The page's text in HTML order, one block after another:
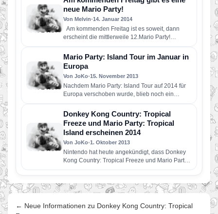
neue Mario Party!
Von Melvin•14. Januar 2014
Am kommenden Freitag ist es soweit, dann
erscheint die mittlerweile 12.Mario Party!
Während die ersten 10. Mario…
Mario Party: Island Tour im Januar in
Europa
Von JoKo•15. November 2013
Nachdem Mario Party: Island Tour auf 2014 für
Europa verschoben wurde, blieb noch ein
genaues Datum aus. Nun…
Donkey Kong Country: Tropical
Freeze und Mario Party: Tropical
Island erscheinen 2014
Von JoKo•1. Oktober 2013
Nintendo hat heute angekündigt, dass Donkey
Kong Country: Tropical Freeze und Mario Party:
Tropical Island erst 2014 erscheinen werden.
In…
← Neue Informationen zu Donkey Kong Country: Tropical